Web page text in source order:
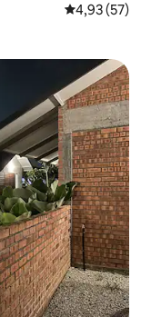
Évaluation
4,93 (57)